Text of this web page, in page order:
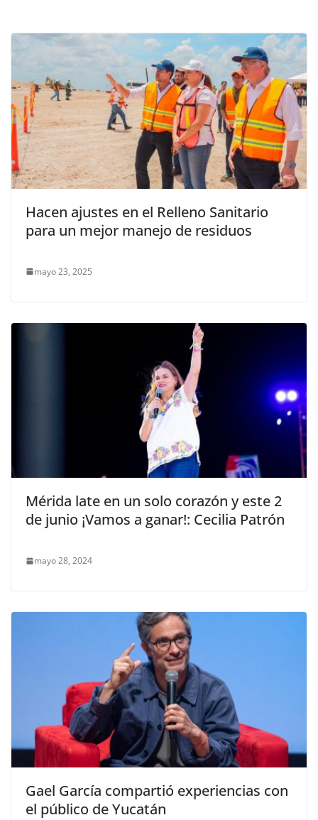
Hacen ajustes en el Relleno Sanitario
para un mejor manejo de residuos
mayo 23, 2025
Mérida late en un solo corazón y este 2
de junio ¡Vamos a ganar!: Cecilia Patrón
mayo 28, 2024
Gael García compartió experiencias con
el público de Yucatán